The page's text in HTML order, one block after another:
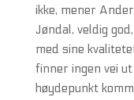
ikke, mener
Jøndal, veldig
med sine
finner ingen vei
høydepunkt